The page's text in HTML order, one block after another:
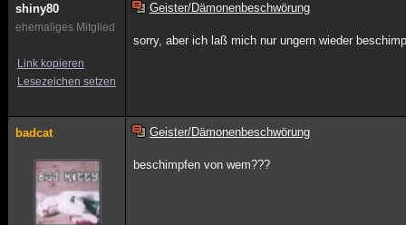
shiny80
ehemaliges Mitglied
Link kopieren
Lesezeichen setzen
Geister/Dämonenbeschwörung
sorry, aber ich laß mich nur ungern wieder
badcat Geister/Dämonenbeschwörung
beschimpfen von wem???